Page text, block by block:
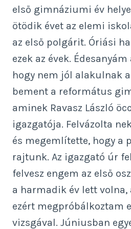
első gimnáziumi év
ötödik évet az elemi
az első polgárit. Óriási
ezek az évek.
hogy nem jól alakulnak
bement a református
aminek Ravasz László
igazgatója. Felvázolta
és megemlítette, hogy a
rajtunk. Az igazgató úr
felvesz engem az első
a harmadik év lett volna,
ezért megpróbálkoztam
vizsgával. Júniusban